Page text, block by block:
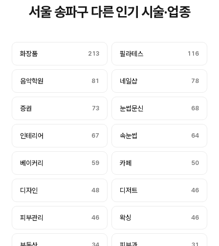
서울 송파구 다른 인기 시술·업종
화장품 213 필라테스 116
음악학원 81 네일샵 78
증권 73 눈썹문신 68
인테리어 67 속눈썹 64
베이커리 59 카페 50
디자인 48 디저트 46
피부관리 46 왁싱 46